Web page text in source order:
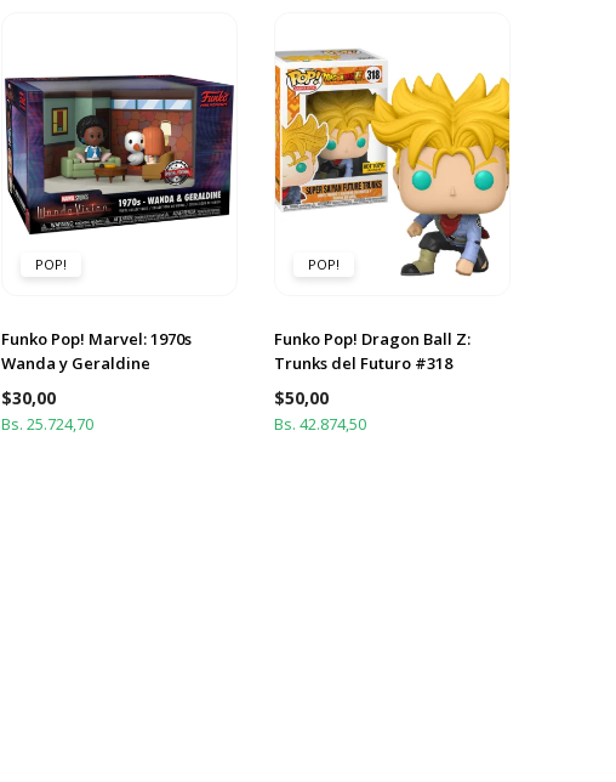
POP!
Funko Pop! Marvel: 1970s
Wanda y Geraldine
$30,00
Bs. 25.724,70
POP!
Funko Pop! Dragon Ball Z:
Trunks del Futuro #318
$50,00
Bs. 42.874,50